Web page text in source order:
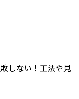
しない！工法や見